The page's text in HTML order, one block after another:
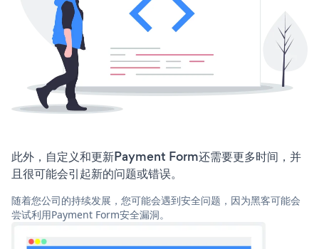
此外，自定义和更新Payment Form还需要更多时间，并
且很可能会引起新的问题或错误。
随着您公司的持续发展，您可能会遇到安全问题，因为黑客可能会
尝试利用Payment Form安全漏洞。